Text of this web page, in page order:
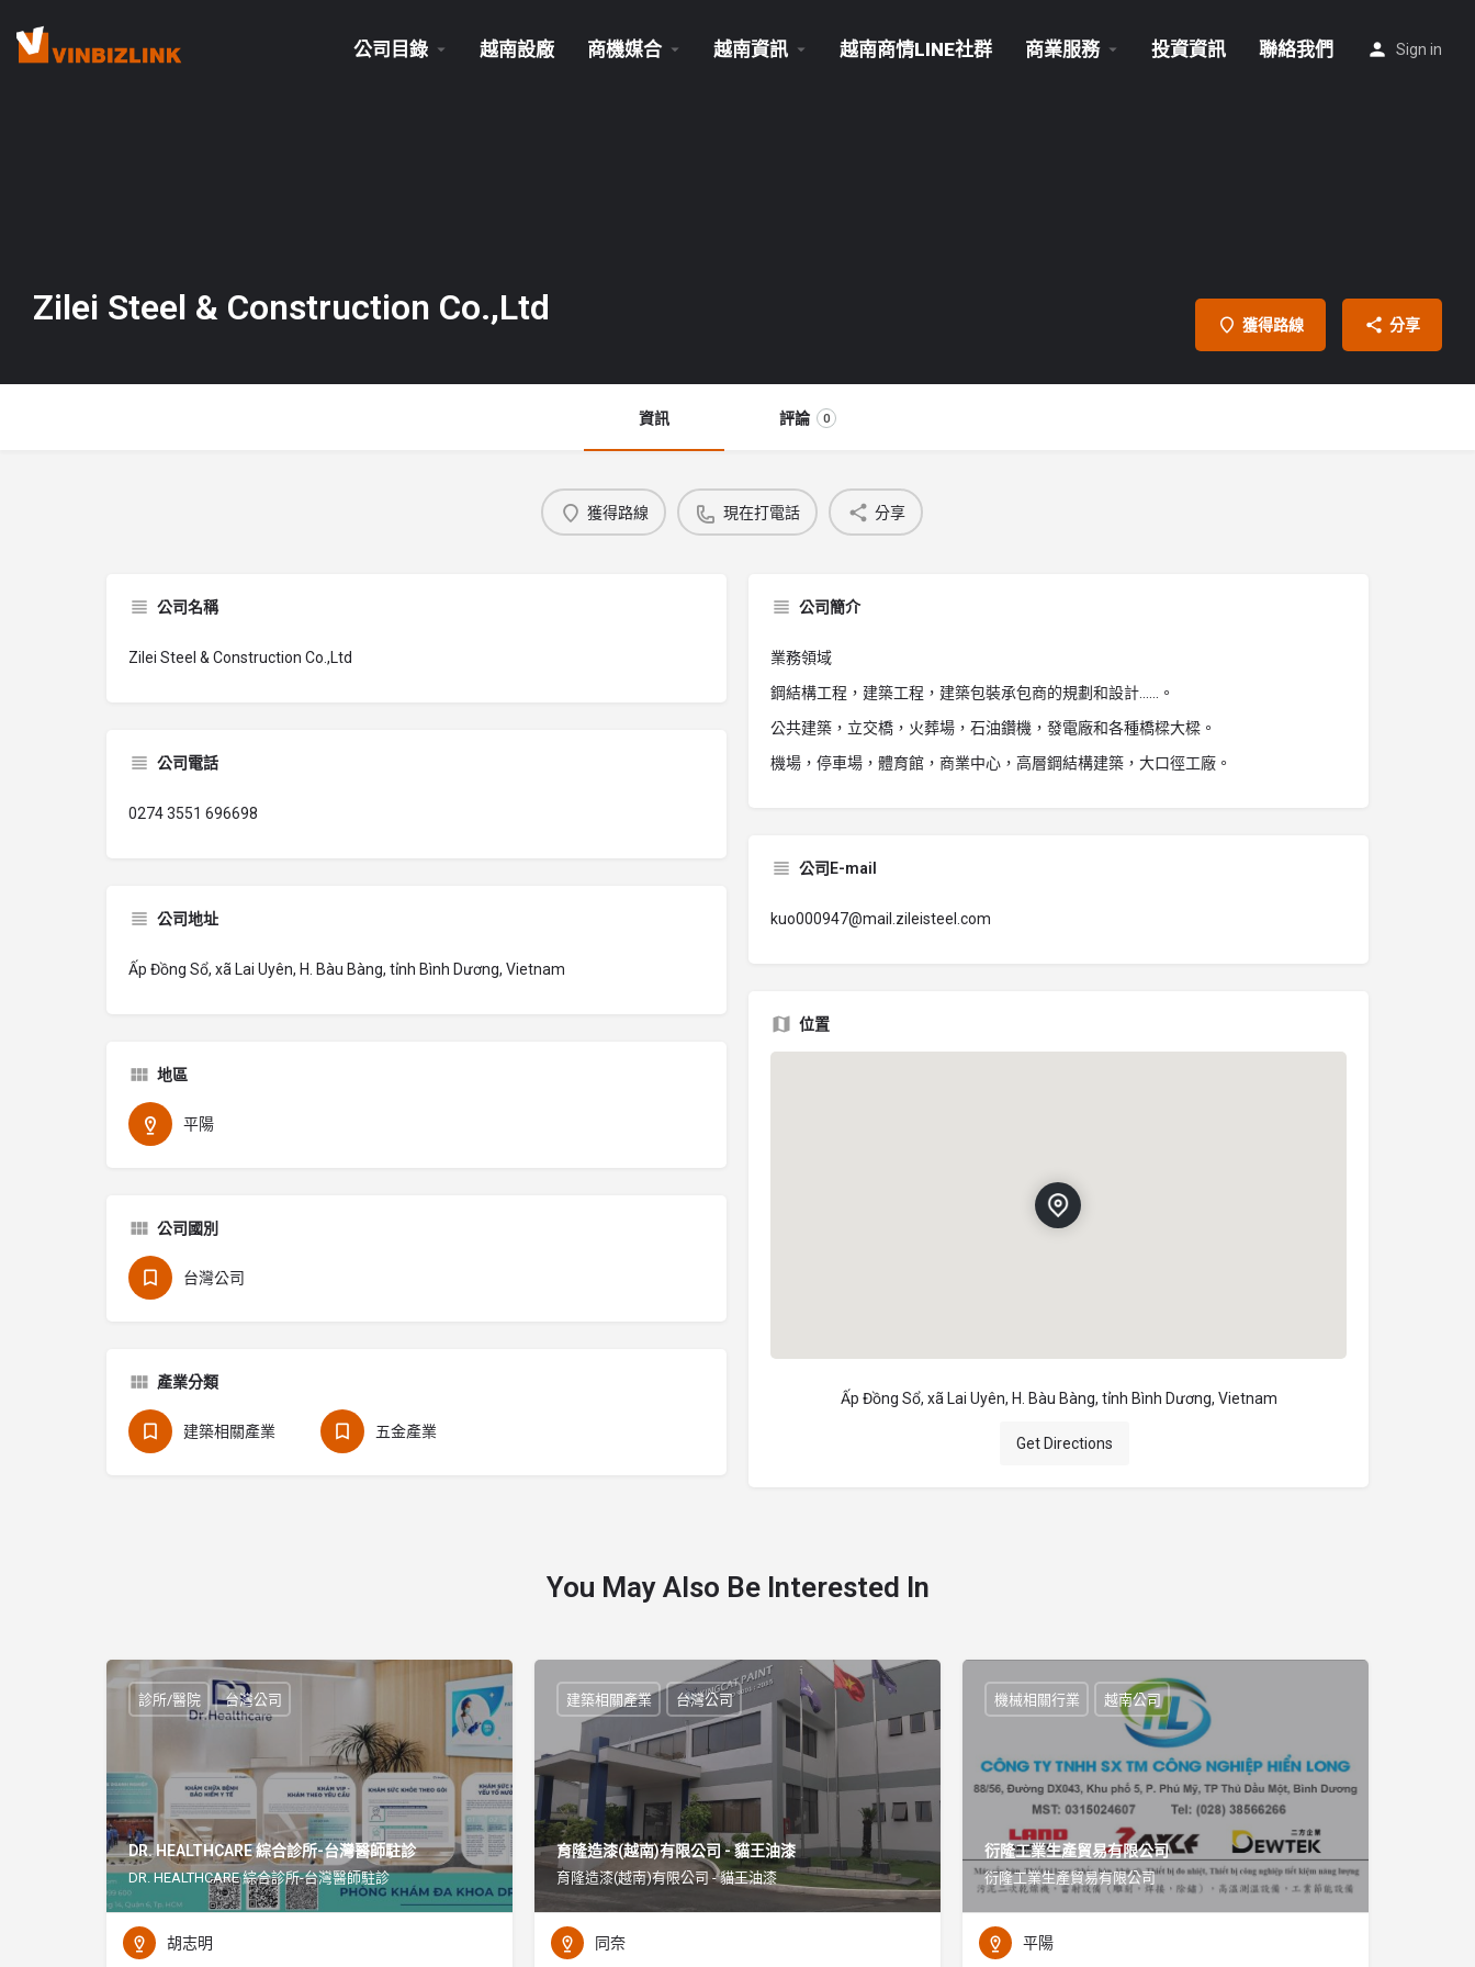
公司目錄 越南設廠 商機媒合 越南資訊 越南商情LINE社群 商業服務 投資資訊 聯絡我們 Sign in
Zilei Steel & Construction Co.,Ltd 獲得路線 分享
資訊 評論 0
獲得路線 現在打電話 分享
公司名稱
Zilei Steel & Construction Co.,Ltd
公司簡介
業務領域
鋼結構工程，建築工程，建築包裝承包商的規劃和設計……。
公共建築，立交橋，火葬場，石油鑽機，發電廠和各種橋樑大樑。
機場，停車場，體育館，商業中心，高層鋼結構建築，大口徑工廠。
公司電話
0274 3551 696698
公司E-mail
kuo000947@mail.zileisteel.com
公司地址
Ấp Đồng Sổ, xã Lai Uyên, H. Bàu Bàng, tỉnh Bình Dương, Vietnam
位置
Ấp Đồng Sổ, xã Lai Uyên, H. Bàu Bàng, tỉnh Bình Dương, Vietnam
Get Directions
地區
平陽
公司國別
台灣公司
產業分類
建築相關產業 五金產業
You May Also Be Interested In
DR. HEALTHCARE 綜合診所-台灣醫師駐診
DR. HEALTHCARE 綜合診所-台灣醫師駐診
診所/醫院 台灣公司
胡志明
育隆造漆(越南)有限公司 - 貓王油漆
育隆造漆(越南)有限公司 - 貓王油漆
建築相關產業 台灣公司
同奈
衍隆工業生產貿易有限公司
衍隆工業生產貿易有限公司
機械相關行業 越南公司
平陽